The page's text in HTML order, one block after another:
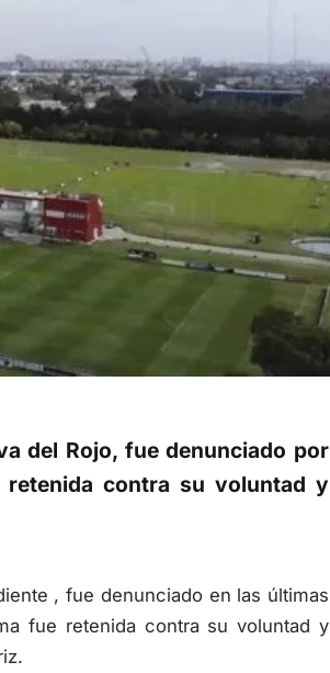
del Rojo, fue denunciado por
contra su voluntad y
, fue denunciado en las últimas
fue retenida contra su voluntad y